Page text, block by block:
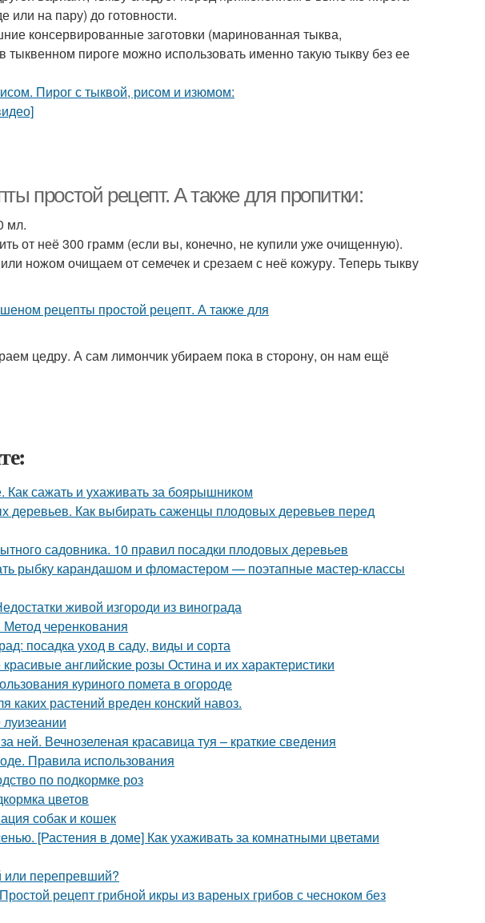
или на пару) до готовности.
консервированные заготовки (маринованная тыква,
пироге можно использовать именно такую тыкву без ее
простой рецепт. А также для пропитки:
мл.
от неё 300 грамм (если вы, конечно, не купили уже очищенную).
ножом очищаем от семечек и срезаем с неё кожуру. Теперь тыкву
цедру. А сам лимончик убираем пока в сторону, он нам ещё
Как сажать и ухаживать за боярышником
деревьев. Как выбирать саженцы плодовых деревьев перед
садовника. 10 правил посадки плодовых деревьев
рыбку карандашом и фломастером — поэтапные мастер-классы
живой изгороди из винограда
черенкования
посадка уход в саду, виды и сорта
английские розы Остина и их характеристики
куриного помета в огороде
каких растений вреден конский навоз.
ней. Вечнозеленая красавица туя – краткие сведения
Правила использования
по подкормке роз
цветов
собак и кошек
[Растения в доме] Как ухаживать за комнатными цветами
или перепревший?
рецепт грибной икры из вареных грибов с чесноком без